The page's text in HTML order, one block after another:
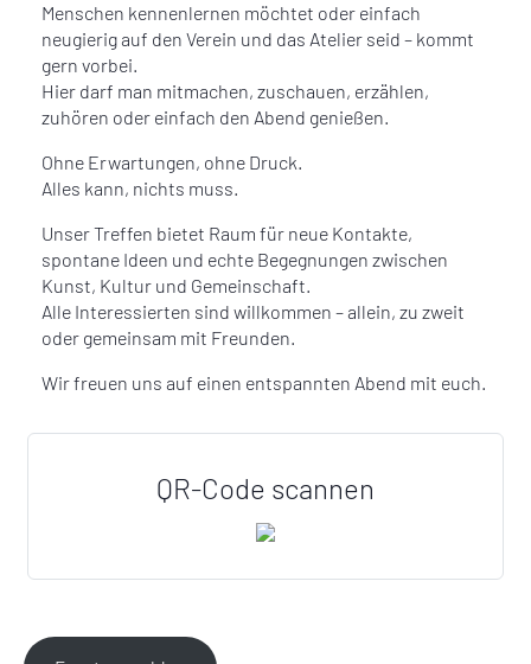
Menschen kennenlernen möchtet oder einfach
neugierig auf den Verein und das Atelier seid – kommt
gern vorbei.
Hier darf man mitmachen, zuschauen, erzählen,
zuhören oder einfach den Abend genießen.
Ohne Erwartungen, ohne Druck.
Alles kann, nichts muss.
Unser Treffen bietet Raum für neue Kontakte,
spontane Ideen und echte Begegnungen zwischen
Kunst, Kultur und Gemeinschaft.
Alle Interessierten sind willkommen – allein, zu zweit
oder gemeinsam mit Freunden.
Wir freuen uns auf einen entspannten Abend mit euch.
QR-Code scannen